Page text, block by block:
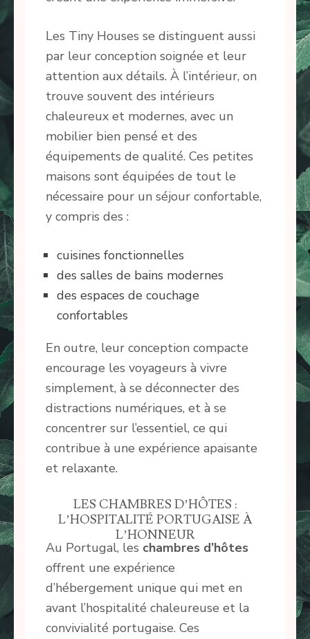
Les Tiny Houses se distinguent aussi
par leur conception soignée et leur
attention aux détails. À l’intérieur, on
trouve souvent des intérieurs
chaleureux et modernes, avec un
mobilier bien pensé et des
équipements de qualité. Ces petites
maisons sont équipées de tout le
nécessaire pour un séjour confortable,
y compris des :
cuisines fonctionnelles
des salles de bains modernes
des espaces de couchage
confortables
En outre, leur conception compacte
encourage les voyageurs à vivre
simplement, à se déconnecter des
distractions numériques, et à se
concentrer sur l’essentiel, ce qui
contribue à une expérience apaisante
et relaxante.
LES CHAMBRES D’HÔTES :
L’HOSPITALITÉ PORTUGAISE À
L’HONNEUR
Au Portugal, les chambres d’hôtes
offrent une expérience
d’hébergement unique qui met en
avant l’hospitalité chaleureuse et la
convivialité portugaise. Ces